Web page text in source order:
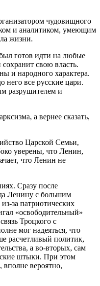
чудовищного
и аналитиком, умеющим
жизни.
готов идти на любые
свою власть.
и народного характера.
него все русские цари.
разрушителем и
а вернее сказать,
Царской Семьи,
уверены, что Ленин,
что Ленин не
Сразу после
Ленину с большим
за патриотических
«освободительный»
Троцкого с
мог надеяться, что
расчетливый политик,
а во-вторых, сам
штыки. При этом
вполне вероятно,